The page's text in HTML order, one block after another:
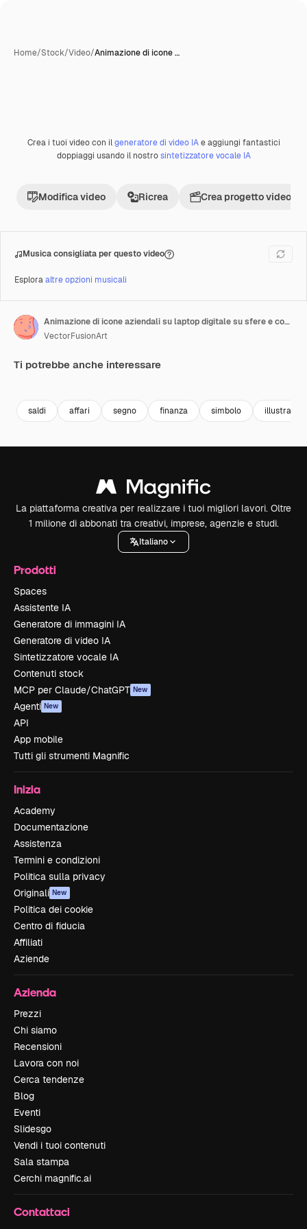
Home/Stock/Video/Animazione di icone …
PremiumCreata con IA
Crea i tuoi video con ilgeneratore di video IAe aggiungi fantastici
doppiaggi usando il nostrosintetizzatore vocale IA
Modifica video Ricrea Crea progetto video
Musica consigliata per questo video
Esploraaltre opzioni musicali
Animazione di icone aziendali su laptop digitale su sfere e codice binario su elaborazione dati
VectorFusionArt
Ti potrebbe anche interessare
saldi affari segno finanza simbolo
La piattaforma creativa per realizzare i tuoi migliori lavori. Oltre
1 milione di abbonati tra creativi, imprese, agenzie e studi.
Italiano
Prodotti
Spaces
Assistente IA
Generatore di immagini IA
Generatore di video IA
Sintetizzatore vocale IA
Contenuti stock
MCP per Claude/ChatGPT New
Agenti New
API
App mobile
Tutti gli strumenti Magnific
Inizia
Academy
Documentazione
Assistenza
Termini e condizioni
Politica sulla privacy
Originali New
Politica dei cookie
Centro di fiducia
Affiliati
Aziende
Azienda
Prezzi
Chi siamo
Recensioni
Lavora con noi
Cerca tendenze
Blog
Eventi
Slidesgo
Vendi i tuoi contenuti
Sala stampa
Cerchi magnific.ai
Contattaci